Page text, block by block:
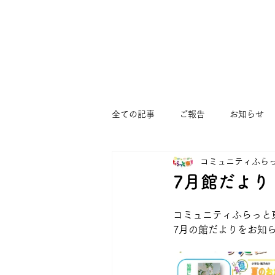
全ての記事 ご報告 お知らせ
まつぼっくりひろば すくすく
ゆうゆう大宮堀ノ内館 コミュ
7月館だより
コミュニティふら
コミュニティふらっと
7月の館だよりをお知